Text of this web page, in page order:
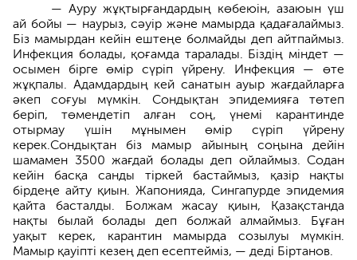
— Ауру жұқтырғандардың көбеюін, азаюын үш
ай бойы — наурыз, сәуір және мамырда қадағалаймыз.
Біз мамырдан кейін ештеңе болмайды деп айтпаймыз.
Инфекция болады, қоғамда таралады. Біздің міндет —
осымен бірге өмір сүріп үйрену. Инфекция — өте
жұқпалы. Адамдардың кей санатын ауыр жағдайларға
әкеп соғуы мүмкін. Сондықтан эпидемияға төтеп
беріп, төмендетіп алған соң, үнемі карантинде
отырмау үшін мұнымен өмір сүріп үйрену
керек.Сондықтан біз мамыр айының соңына дейін
шамамен 3500 жағдай болады деп ойлаймыз. Содан
кейін басқа санды тіркей бастаймыз, қазір нақты
бірдеңе айту қиын. Жапонияда, Сингапурде эпидемия
қайта басталды. Болжам жасау қиын, Қазақстанда
нақты былай болады деп болжай алмаймыз. Бұған
уақыт керек, карантин мамырда созылуы мүмкін.
Мамыр қауіпті кезең деп есептейміз, — деді Біртанов.